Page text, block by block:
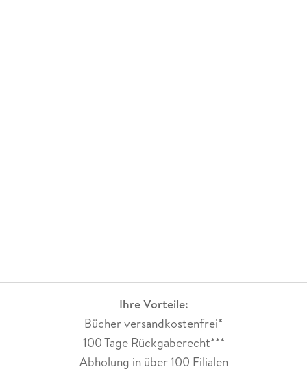
Ihre Vorteile:
Bücher versandkostenfrei*
100 Tage Rückgaberecht***
Abholung in über 100 Filialen